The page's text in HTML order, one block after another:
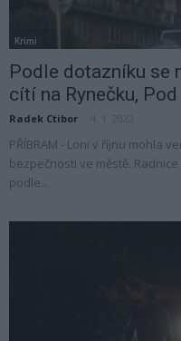
Krimi
Podle dotazníku se
cítí na Rynečku,
Radek Ctibor
PŘÍBRAM - Loni v říjnu mohla
bezpečnosti ve městě.
podle...